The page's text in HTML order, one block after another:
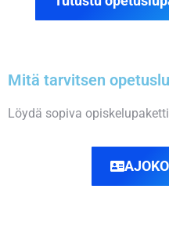
RÄÄTÄLÖI
Mitä tarvitsen
Löydä sopiva